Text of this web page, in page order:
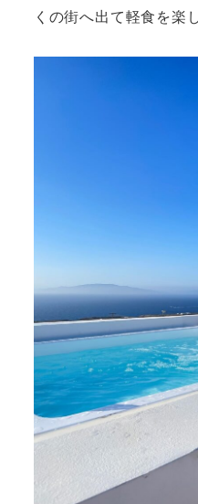
くの街へ出て軽食を楽